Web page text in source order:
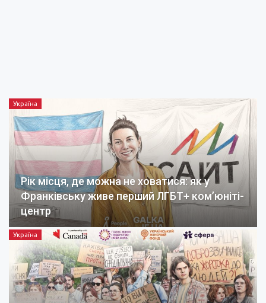
Україна
Рік місця, де можна не ховатися: як у
Франківську живе перший ЛГБТ+ ком’юніті-
центр
Україна